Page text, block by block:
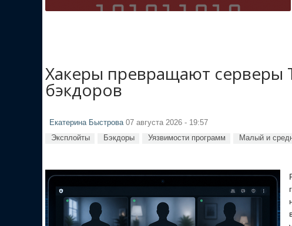
Хакеры превращают серверы
бэкдоров
Екатерина Быстрова 07 августа 2026 - 19:57
Эксплойты Бэкдоры Уязвимости программ Малый и